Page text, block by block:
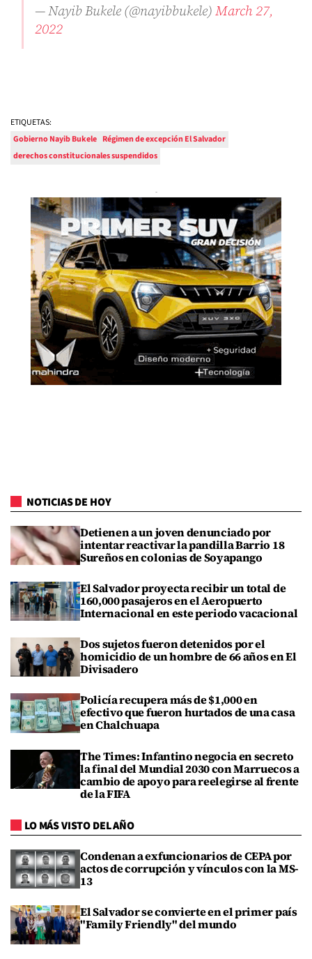
— Nayib Bukele (@nayibbukele)March 27,
2022
ETIQUETAS:
Gobierno Nayib Bukele Régimen de excepción El Salvador
derechos constitucionales suspendidos
NOTICIAS DE HOY
Detienen a un joven denunciado por
intentar reactivar la pandilla Barrio 18
Sureños en colonias de Soyapango
El Salvador proyecta recibir un total de
160,000 pasajeros en el Aeropuerto
Internacional en este periodo vacacional
Dos sujetos fueron detenidos por el
homicidio de un hombre de 66 años en El
Divisadero
Policía recupera más de $1,000 en
efectivo que fueron hurtados de una casa
en Chalchuapa
The Times: Infantino negocia en secreto
la final del Mundial 2030 con Marruecos a
cambio de apoyo para reelegirse al frente
de la FIFA
LO MÁS VISTO DEL AÑO
Condenan a exfuncionarios de CEPA por
actos de corrupción y vínculos con la MS-
13
El Salvador se convierte en el primer país
"Family Friendly" del mundo